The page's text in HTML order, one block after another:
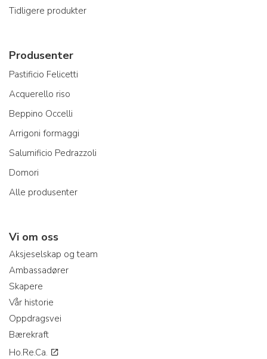
Tidligere produkter
Produsenter
Pastificio Felicetti
Acquerello riso
Beppino Occelli
Arrigoni formaggi
Salumificio Pedrazzoli
Domori
Alle produsenter
Vi om oss
Aksjeselskap og team
Ambassadører
Skapere
Vår historie
Oppdragsvei
Bærekraft
Ho.Re.Ca.